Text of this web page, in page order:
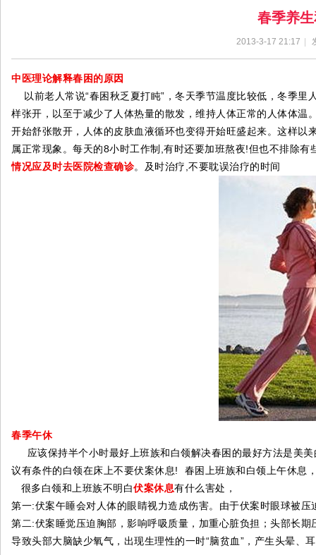
春季养
2013-3-17 21:17
中医理论解释春困的原因
以前老人常说“春困秋乏夏打盹”，冬天季节温度比较低，冬季里
样张开，以至于减少了人体热量的散发，维持人体正常的人体体
开始舒张散开，人体的皮肤血液循环也变得开始旺盛起来。这样
属正常现象。每天的8小时工作制,有时还要加班熬夜!但也不排除有
情况应及时去医院检查确诊。及时治疗,不要耽误治疗的时间
春季午休
应该保持半个小时最好上班族和白领解决春困的最好方法是美
议有条件的白领在床上不要伏案休息! 春困上班族和白领上午休息
很多白领和上班族不明白伏案休息有什么害处，
第一:伏案午睡会对人体的眼睛视力造成伤害。由于伏案时眼球被
第二:伏案睡觉压迫胸部，影响呼吸质量，加重心脏负担；头部长
导致头部大脑缺少氧气，出现生理性的一时“脑贫血”，产生头晕、